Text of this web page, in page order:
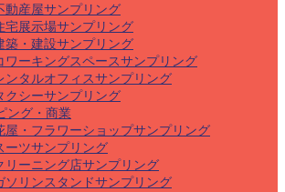
動産屋サンプリング
宅展示場サンプリング
築・建設サンプリング
ワーキングスペースサンプリング
ンタルオフィスサンプリング
クシーサンプリング
ング・商業
屋・フラワーショップサンプリング
ーツサンプリング
リーニング店サンプリング
ソリンスタンドサンプリング